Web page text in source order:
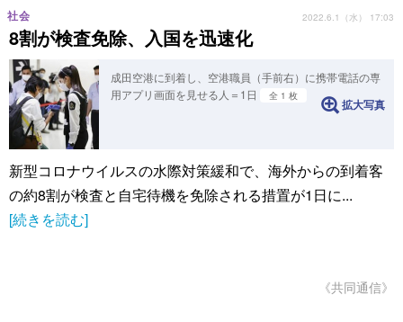
8割が検査免除、入国を迅速化
社会 2022.6.1（水） 17:03
成田空港に到着し、空港職員（手前右）に携帯電話の専
用アプリ画面を見せる人＝1日
全 1 枚
拡大写真
新型コロナウイルスの水際対策緩和で、海外からの到着客
の約8割が検査と自宅待機を免除される措置が1日に...
[続きを読む]
《共同通信》